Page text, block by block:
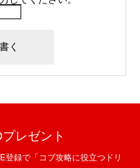
レゼント
登録で「コブ攻略に役立つドリ